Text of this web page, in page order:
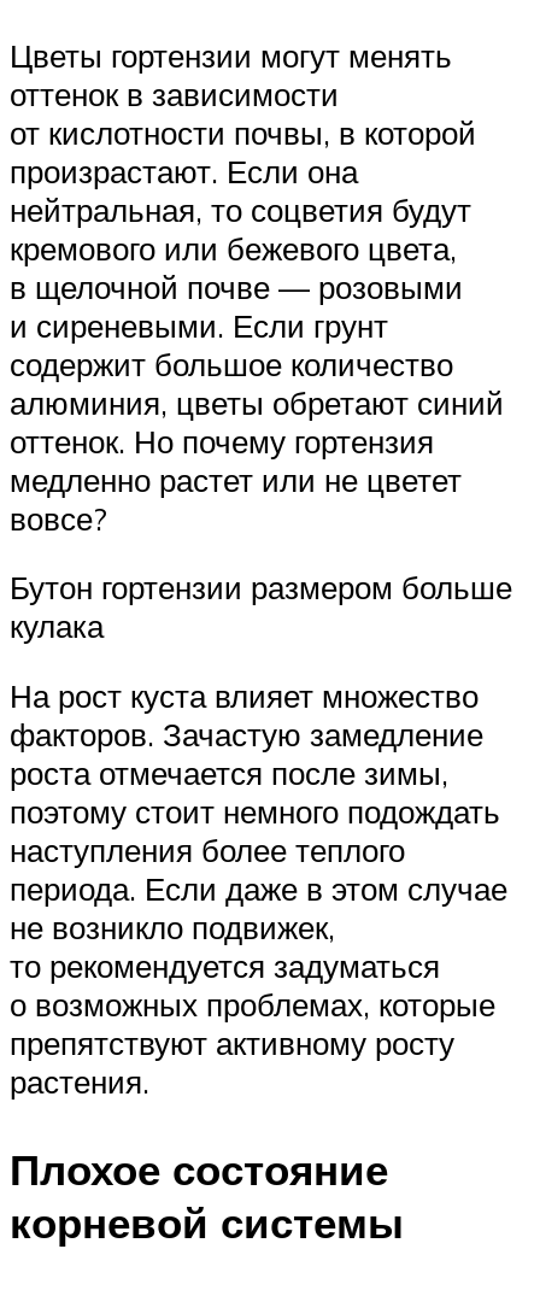
Цветы гортензии могут менять
оттенок в зависимости
от кислотности почвы, в которой
произрастают. Если она
нейтральная, то соцветия будут
кремового или бежевого цвета,
в щелочной почве — розовыми
и сиреневыми. Если грунт
содержит большое количество
алюминия, цветы обретают синий
оттенок. Но почему гортензия
медленно растет или не цветет
вовсе?
Бутон гортензии размером больше
кулака
На рост куста влияет множество
факторов. Зачастую замедление
роста отмечается после зимы,
поэтому стоит немного подождать
наступления более теплого
периода. Если даже в этом случае
не возникло подвижек,
то рекомендуется задуматься
о возможных проблемах, которые
препятствуют активному росту
растения.
Плохое состояние
корневой системы